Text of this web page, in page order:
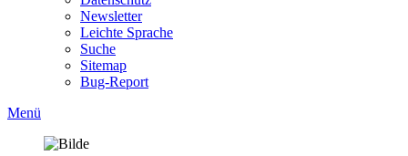
Newsletter
Leichte Sprache
Suche
Sitemap
Bug-Report
Menü